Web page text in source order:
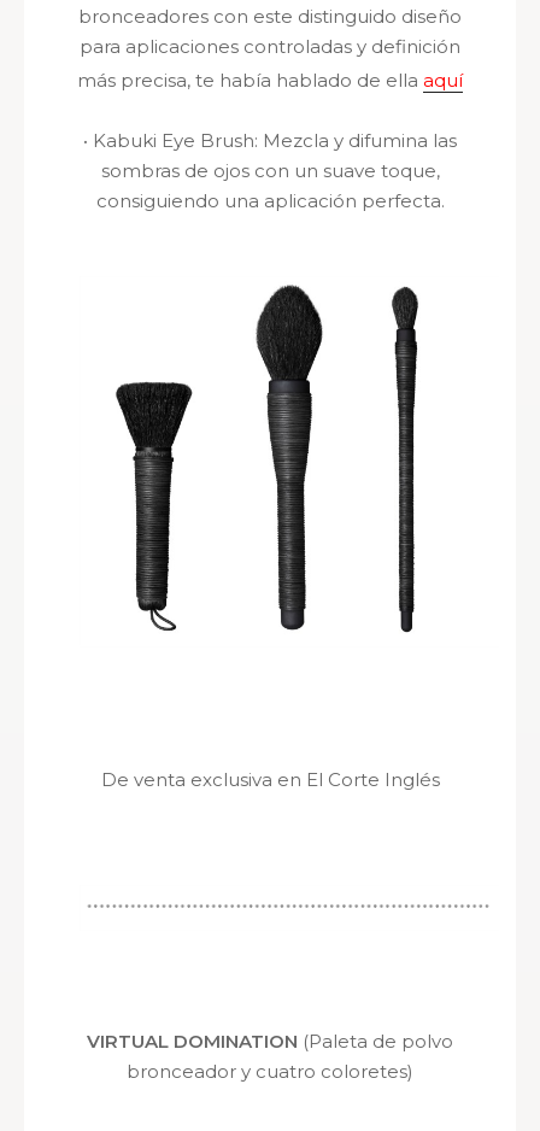
bronceadores con este distinguido diseño
para aplicaciones controladas y definición
más precisa, te había hablado de ella aquí
· Kabuki Eye Brush: Mezcla y difumina las
sombras de ojos con un suave toque,
consiguiendo una aplicación perfecta.
De venta exclusiva en El Corte Inglés
VIRTUAL DOMINATION (Paleta de polvo
bronceador y cuatro coloretes)